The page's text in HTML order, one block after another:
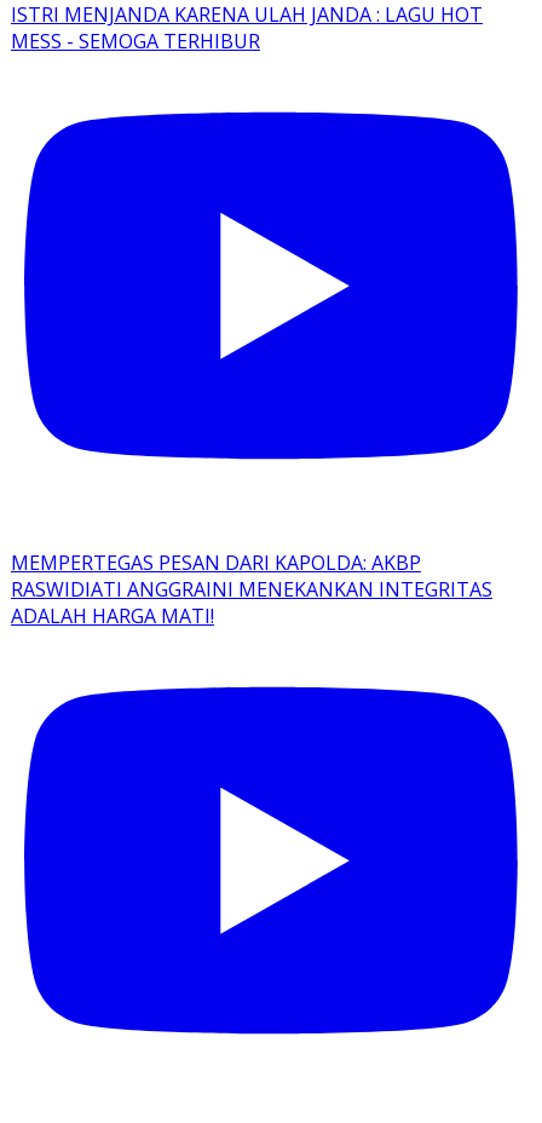
ISTRI MENJANDA KARENA ULAH JANDA : LAGU HOT
MESS - SEMOGA TERHIBUR
MEMPERTEGAS PESAN DARI KAPOLDA: AKBP
RASWIDIATI ANGGRAINI MENEKANKAN INTEGRITAS
ADALAH HARGA MATI!